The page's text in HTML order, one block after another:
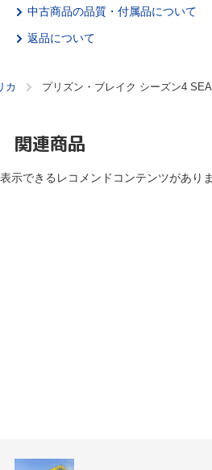
中古商品の品質・付属品について
返品について
カ プリズン・ブレイク シーズン4
関連商品
表示できるレコメンドコンテンツがあり